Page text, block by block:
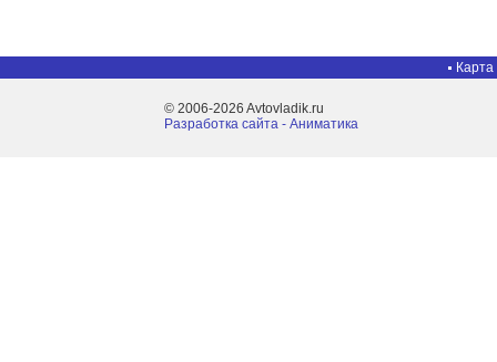
Карта
© 2006-2026 Avtovladik.ru
Разработка сайта - Aниматика